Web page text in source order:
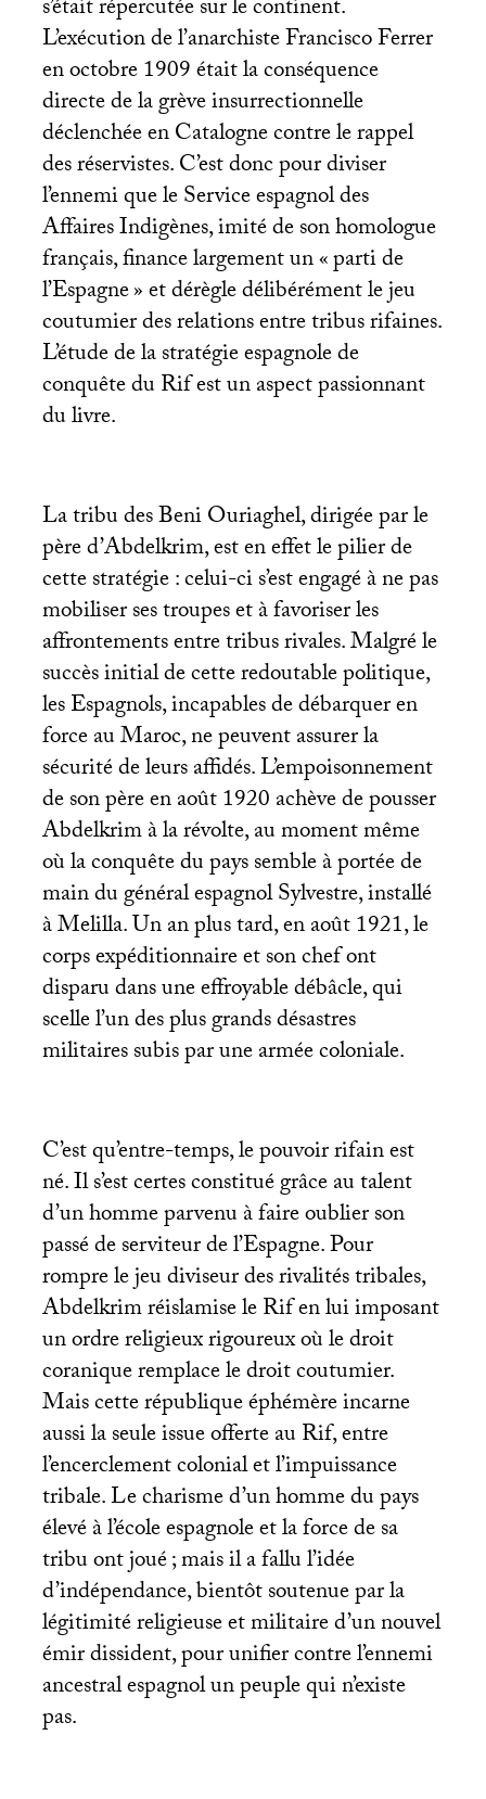
s’était répercutée sur le continent.
L’exécution de l’anarchiste Francisco Ferrer
en octobre 1909 était la conséquence
directe de la grève insurrectionnelle
déclenchée en Catalogne contre le rappel
des réservistes. C’est donc pour diviser
l’ennemi que le Service espagnol des
Affaires Indigènes, imité de son homologue
français, finance largement un «parti de
l’Espagne» et dérègle délibérément le jeu
coutumier des relations entre tribus rifaines.
L’étude de la stratégie espagnole de
conquête du Rif est un aspect passionnant
du livre.
La tribu des Beni Ouriaghel, dirigée par le
père d’Abdelkrim, est en effet le pilier de
cette stratégie : celui-ci s’est engagé à ne pas
mobiliser ses troupes et à favoriser les
affrontements entre tribus rivales. Malgré le
succès initial de cette redoutable politique,
les Espagnols, incapables de débarquer en
force au Maroc, ne peuvent assurer la
sécurité de leurs affidés. L’empoisonnement
de son père en août 1920 achève de pousser
Abdelkrim à la révolte, au moment même
où la conquête du pays semble à portée de
main du général espagnol Sylvestre, installé
à Melilla. Un an plus tard, en août 1921, le
corps expéditionnaire et son chef ont
disparu dans une effroyable débâcle, qui
scelle l’un des plus grands désastres
militaires subis par une armée coloniale.
C’est qu’entre-temps, le pouvoir rifain est
né. Il s’est certes constitué grâce au talent
d’un homme parvenu à faire oublier son
passé de serviteur de l’Espagne. Pour
rompre le jeu diviseur des rivalités tribales,
Abdelkrim réislamise le Rif en lui imposant
un ordre religieux rigoureux où le droit
coranique remplace le droit coutumier.
Mais cette république éphémère incarne
aussi la seule issue offerte au Rif, entre
l’encerclement colonial et l’impuissance
tribale. Le charisme d’un homme du pays
élevé à l’école espagnole et la force de sa
tribu ont joué; mais il a fallu l’idée
d’indépendance, bientôt soutenue par la
légitimité religieuse et militaire d’un nouvel
émir dissident, pour unifier contre l’ennemi
ancestral espagnol un peuple qui n’existe
pas.